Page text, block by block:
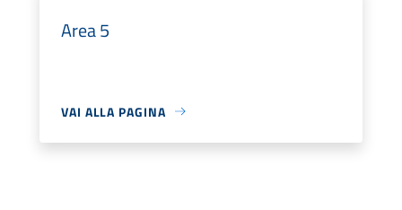
Area 5
VAI ALLA PAGINA